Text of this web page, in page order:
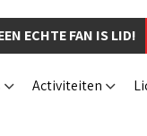
ECHTE FAN IS LID!
Activiteiten